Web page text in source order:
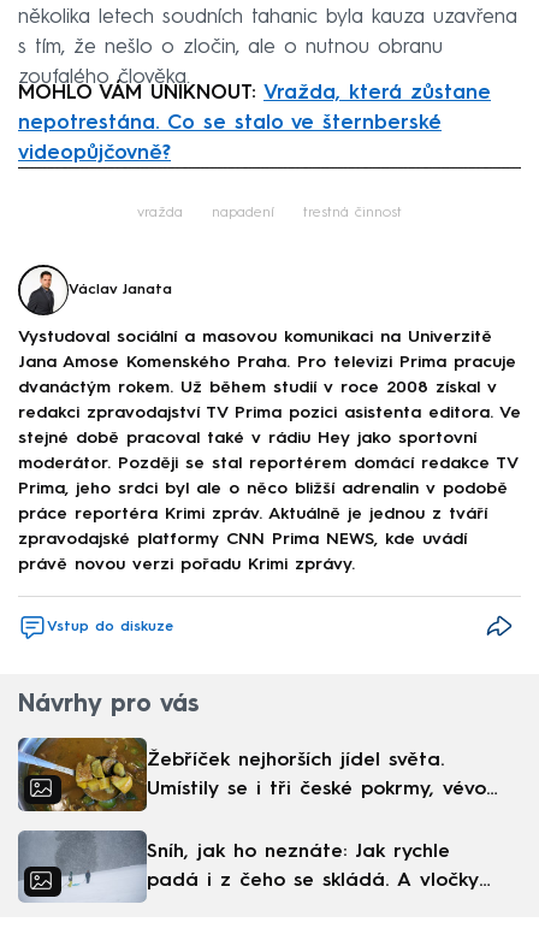
několika letech soudních tahanic byla kauza uzavřena
s tím, že nešlo o zločin, ale o nutnou obranu
zoufalého člověka.
MOHLO VÁM UNIKNOUT: Vražda, která zůstane
nepotrestána. Co se stalo ve šternberské
videopůjčovně?
vražda napadení trestná činnost
Václav Janata
Vystudoval sociální a masovou komunikaci na Univerzitě
Jana Amose Komenského Praha. Pro televizi Prima pracuje
dvanáctým rokem. Už během studií v roce 2008 získal v
redakci zpravodajství TV Prima pozici asistenta editora. Ve
stejné době pracoval také v rádiu Hey jako sportovní
moderátor. Později se stal reportérem domácí redakce TV
Prima, jeho srdci byl ale o něco bližší adrenalin v podobě
práce reportéra Krimi zpráv. Aktuálně je jednou z tváří
zpravodajské platformy CNN Prima NEWS, kde uvádí
právě novou verzi pořadu Krimi zprávy.
Vstup do diskuze
Návrhy pro vás
Žebříček nejhorších jídel světa.
Umístily se i tři české pokrmy, vévodí
Sníh, jak ho neznáte: Jak rychle
padá i z čeho se skládá. A vločky